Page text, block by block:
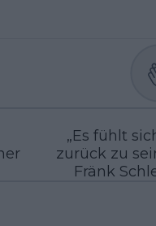
„Es fühlt
zurück zu
Fränk